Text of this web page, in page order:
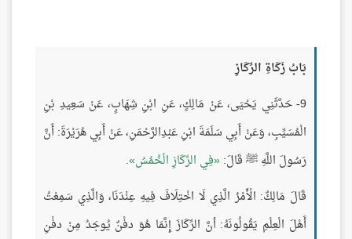
بَابُ زَكَاةِ الرِّكَازِ
9- حَدَّثَنِي يَحْيَى، عَنْ مَالِكٍ، عَنِ ابْنِ شِهَابٍ، عَنْ سَعِيدِ بْنِ
الْمُسَيِّبِ، وَعَنْ أَبِي سَلَمَةَ ابْنِ عَبْدِالرَّحْمَنِ، عَنْ أَبِي هُرَيْرَةَ: أَنَّ
رَسُولَ اللَّهِ ﷺ قَالَ: فِي الرِّكَازِ الْخُمُسُ .
قَالَ مَالِكٌ: الْأَمْرُ الَّذِي لَا اخْتِلَافَ فِيهِ عِنْدَنَا، وَالَّذِي سَمِعْتُ
أَهْلَ الْعِلْمِ يَقُولُونَهُ: أنَّ الرِّكَازَ إِنَّمَا هُوَ دفْنٌ يُوجَدُ مِنْ دفْنِ